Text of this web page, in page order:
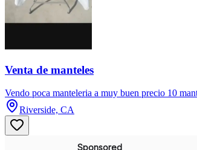
Venta de manteles
Vendo poca manteleria a muy buen precio 10
Riverside, CA